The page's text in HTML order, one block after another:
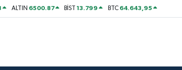
ALTIN 6500.87 BİST13.799 BTC 64.643,95